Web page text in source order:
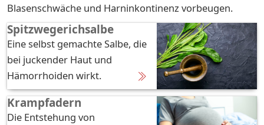
Blasenschwäche und Harninkontinenz vorbeugen.
Spitzwegerichsalbe
Eine selbst gemachte Salbe, die
bei juckender Haut und
Hämorrhoiden wirkt.
Krampfadern
Die Entstehung von